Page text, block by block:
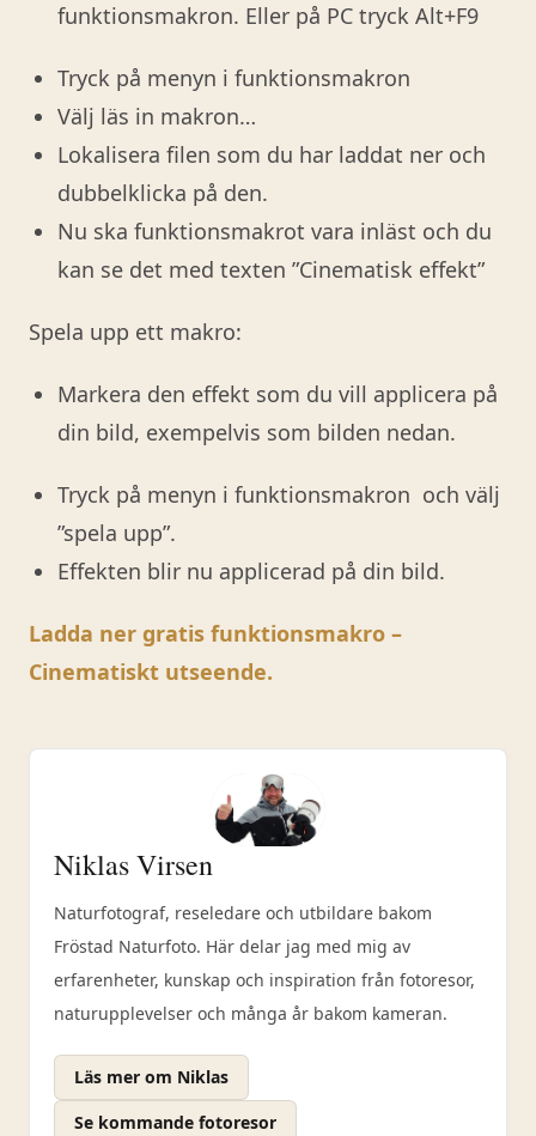
funktionsmakron. Eller på PC tryck Alt+F9
Tryck på menyn i funktionsmakron
Välj läs in makron…
Lokalisera filen som du har laddat ner och
dubbelklicka på den.
Nu ska funktionsmakrot vara inläst och du
kan se det med texten ”Cinematisk effekt”
Spela upp ett makro:
Markera den effekt som du vill applicera på
din bild, exempelvis som bilden nedan.
Tryck på menyn i funktionsmakron och välj
”spela upp”.
Effekten blir nu applicerad på din bild.
Ladda ner gratis funktionsmakro –
Cinematiskt utseende.
Niklas Virsen
Naturfotograf, reseledare och utbildare bakom
Fröstad Naturfoto. Här delar jag med mig av
erfarenheter, kunskap och inspiration från fotoresor,
naturupplevelser och många år bakom kameran.
Läs mer om Niklas
Se kommande fotoresor